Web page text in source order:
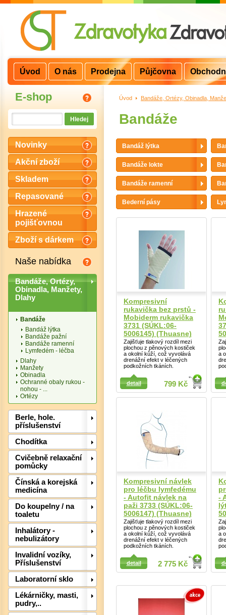
E-shop
Novinky
Akční zboží
Skladem
Repasované
Hrazené
pojišťovnou
Zboží s dárkem
Naše nabídka
Bandáže, Ortézy,
Obinadla, Manžety,
Dlahy
Bandáže
Bandáž lýtka
Bandáže pažní
Bandáže ramenní
Lymfedém - léčba
Dlahy
Manžety
Obinadla
Ochranné obaly rukou -
nohou - ...
Ortézy
Berle, hole.
příslušenství
Chodítka
Cvičebně relaxační
pomůcky
Čínská a korejská
medicína
Do koupelny / na
toaletu
Inhalátory -
nebulizátory
Invalidní vozíky,
Příslušenství
Laboratorní sklo
Lékárničky, masti,
pudry,..
Úvod > Bandáže, Ortézy, Obinadla,
Bandáže
Bandáž lýtka
Bandáže lokte
Bandáže ramenní
Bederní pásy
Kompresivní
rukavička bez prstů -
Mobiderm rukavička
3731 (SÚKL:06-
5006145) (Thuasne)
Zajišťuje tlakový rozdíl mezi
plochou z pěnových kostiček
a okolní kůží, což vyvolává
drenážní efekt v léčených
podkožních tkáních.
799 Kč
detail
a
Detail
Detail
Kompresivní návlek
pro léčbu lymfedému
- Autofit návlek na
paži 3733 (SÚKL:06-
5006147) (Thuasne)
Zajišťuje tlakový rozdíl mezi
plochou z pěnových kostiček
a okolní kůží, což vyvolává
drenážní efekt v léčených
podkožních tkáních.
2 775 Kč
detail
-
a
Detail
Detail
Úvod O nás Prodejna Půjčovna